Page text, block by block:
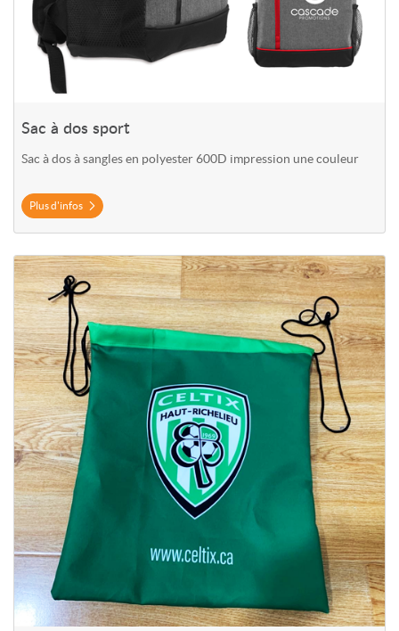
Sac à dos sport
Sac à dos à sangles en polyester 600D impression une couleur
Plus d'infos
Plus d'infos Sac à cordons sublimé